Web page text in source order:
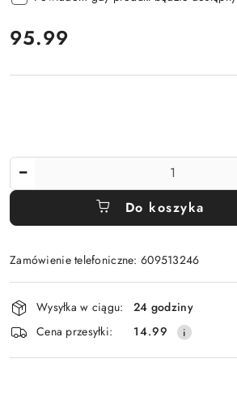
cena:
95.99
Do koszyka
Zamówienie telefoniczne: 609513246
Wyślij
Dostępność
i
dostawa
Wysyłka w ciągu:
24 godziny
Cena przesyłki:
14.99